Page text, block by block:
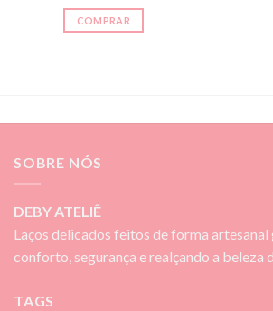
COMPRAR
SOBRE NÓS
DEBY ATELIÊ
Laços delicados feitos de forma
conforto, segurança e realçando a beleza
TAGS